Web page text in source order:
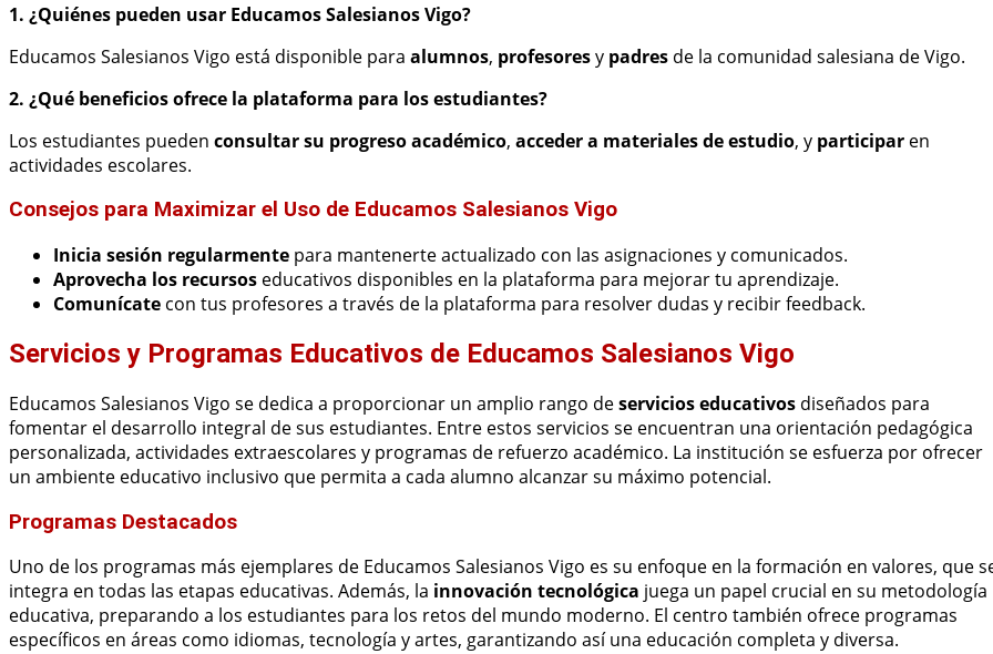
1. ¿Quiénes pueden usar Educamos Salesianos Vigo?
Educamos Salesianos Vigo está disponible para alumnos, profesoresy padres de la comunidad salesiana de Vigo.
2. ¿Qué beneficios ofrece la plataforma para los estudiantes?
Los estudiantes pueden consultar su progreso académico, acceder a materiales de estudio, y participar en
actividades escolares.
Consejos para Maximizar el Uso de Educamos Salesianos Vigo
Inicia sesión regularmente para mantenerte actualizado con las asignaciones y comunicados.
Aprovecha los recursos educativos disponibles en la plataforma para mejorar tu aprendizaje.
Comunícate con tus profesores a través de la plataforma para resolver dudas y recibir feedback.
Servicios y Programas Educativos de Educamos Salesianos Vigo
Educamos Salesianos Vigo se dedica a proporcionar un amplio rango deservicios educativos diseñados para
fomentar el desarrollo integral de sus estudiantes. Entre estos servicios se encuentran una orientación pedagógica
personalizada, actividades extraescolares y programas de refuerzo académico. La institución se esfuerza por ofrecer
un ambiente educativo inclusivo que permita a cada alumno alcanzar su máximo potencial.
Programas Destacados
Uno de los programas más ejemplares de Educamos Salesianos Vigo es su enfoque en la formación en valores, que
integra en todas las etapas educativas. Además, la innovación tecnológica juega un papel crucial en su metodología
educativa, preparando a los estudiantes para los retos del mundo moderno. El centro también ofrece programas
específicos en áreas como idiomas, tecnología y artes, garantizando así una educación completa y diversa.